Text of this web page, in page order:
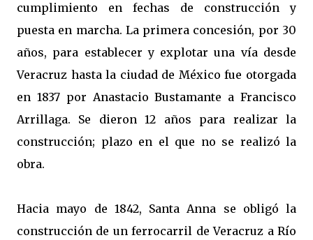
cumplimiento en fechas de construcción y
puesta en marcha. La primera concesión, por 30
años, para establecer y explotar una vía desde
Veracruz hasta la ciudad de México fue otorgada
en 1837 por Anastacio Bustamante a Francisco
Arrillaga. Se dieron 12 años para realizar la
construcción; plazo en el que no se realizó la
obra.
Hacia mayo de 1842, Santa Anna se obligó la
construcción de un ferrocarril de Veracruz a Río